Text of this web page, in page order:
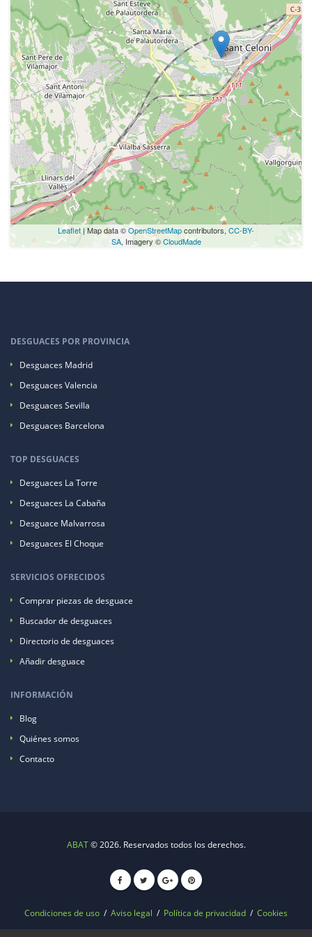
Leaflet | Map data ©OpenStreetMapcontributors, CC-BY-
SA, Imagery ©CloudMade
DESGUACES POR PROVINCIA
Desguaces Madrid
Desguaces Valencia
Desguaces Sevilla
Desguaces Barcelona
TOP DESGUACES
Desguaces La Torre
Desguaces La Cabaña
Desguace Malvarrosa
Desguaces El Choque
SERVICIOS OFRECIDOS
Comprar piezas de desguace
Buscador de desguaces
Directorio de desguaces
Añadir desguace
INFORMACIÓN
Blog
Quiénes somos
Contacto
ABAT© 2026. Reservados todos los derechos.
Condiciones de uso / Aviso legal / Política de privacidad / Cookies